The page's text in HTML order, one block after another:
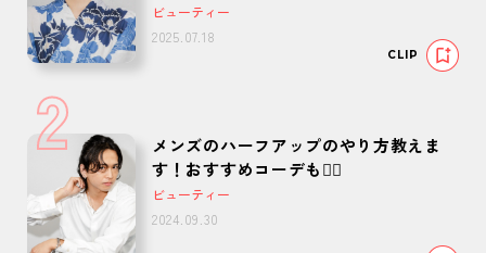
ビューティー
2025.07.18
CLIP
2
メンズのハーフアップのやり方教えま
す！おすすめコーデも🙆‍♂️
ビューティー
2024.09.30